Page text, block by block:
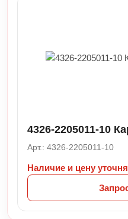
4326-2205011-10
Арт.: 4326-2205011-10
Наличие и цену